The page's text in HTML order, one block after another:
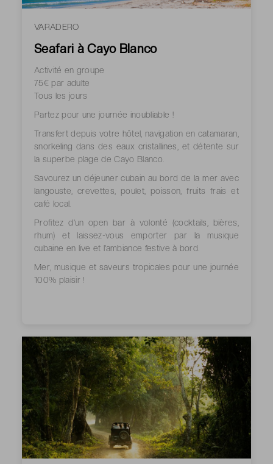
VARADERO
Seafari à Cayo Blanco
Activité en groupe
75€ par adulte
Tous les jours
Partez pour une journée inoubliable !
Transfert depuis votre hôtel, navigation en catamaran,
snorkeling dans des eaux cristallines, et détente sur
la superbe plage de Cayo Blanco.
Savourez un déjeuner cubain au bord de la mer avec
langouste, crevettes, poulet, poisson, fruits frais et
café local.
Profitez d’un open bar à volonté (cocktails, bières,
rhum) et laissez-vous emporter par la musique
cubaine en live et l’ambiance festive à bord.
Mer, musique et saveurs tropicales pour une journée
100% plaisir !